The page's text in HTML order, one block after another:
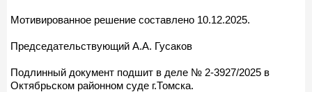
Мотивированное решение составлено 10.12.2025.
Председательствующий А.А. Гусаков
Подлинный документ подшит в деле № 2-3927/2025 в
Октябрьском районном суде г.Томска.